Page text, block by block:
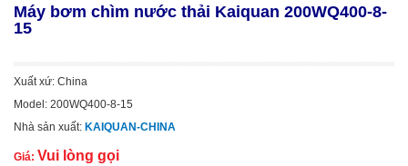
Máy bơm chìm nước thải Kaiquan 200WQ400-8-
15
Xuất xứ: China
Model: 200WQ400-8-15
Nhà sản xuất: KAIQUAN-CHINA
Giá: Vui lòng gọi